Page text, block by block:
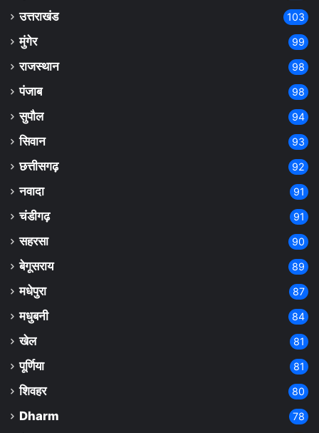
उत्तराखंड 103
मुंगेर 99
राजस्थान 98
पंजाब 98
सुपौल 94
सिवान 93
छत्तीसगढ़ 92
नवादा 91
चंडीगढ़ 91
सहरसा 90
बेगूसराय 89
मधेपुरा 87
मधुबनी 84
खेल 81
पूर्णिया 81
शिवहर 80
Dharm 78